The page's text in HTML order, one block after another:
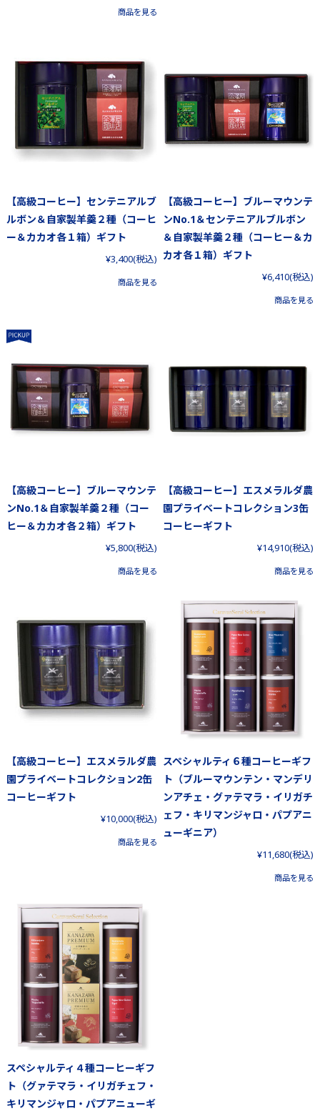
商品を見る
【高級コーヒー】センテニアルブ
ルボン＆自家製羊羹２種（コーヒ
ー＆カカオ各１箱）ギフト
¥3,400(税込)
商品を見る
【高級コーヒー】ブルーマウンテ
ンNo.1＆センテニアルブルボン
＆自家製羊羹２種（コーヒー＆カ
カオ各１箱）ギフト
¥6,410(税込)
商品を見る
【高級コーヒー】ブルーマウンテ
ンNo.1＆自家製羊羹２種（コー
ヒー＆カカオ各２箱）ギフト
¥5,800(税込)
商品を見る
【高級コーヒー】エスメラルダ農
園プライベートコレクション3缶
コーヒーギフト
¥14,910(税込)
商品を見る
【高級コーヒー】エスメラルダ農
園プライベートコレクション2缶
コーヒーギフト
¥10,000(税込)
商品を見る
スペシャルティ６種コーヒーギフ
ト（ブルーマウンテン・マンデリ
ンアチェ・グァテマラ・イリガチ
ェフ・キリマンジャロ・パプアニ
ューギニア）
¥11,680(税込)
商品を見る
スペシャルティ４種コーヒーギフ
ト（グァテマラ・イリガチェフ・
キリマンジャロ・パプアニューギ